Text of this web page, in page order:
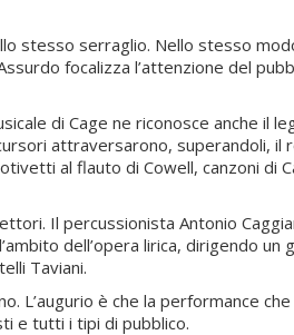
stesso serraglio. Nello stesso
focalizza l’attenzione del
di Cage ne riconosce anche il
attraversarono, superandoli, il
al flauto di Cowell, canzoni di
Il percussionista Antonio
dell’opera lirica, dirigendo un
Taviani.
L’augurio è che la performance
e tutti i tipi di pubblico.